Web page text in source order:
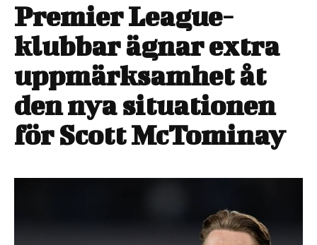
Premier League-
klubbar ägnar extra
uppmärksamhet åt
den nya situationen
för Scott McTominay